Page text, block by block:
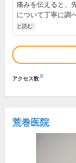
痛みを伝えると、
について丁寧に調
と読む
アクセス数※
荒巻医院